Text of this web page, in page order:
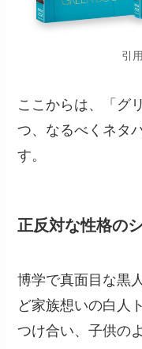
引
ここからは、「グ
つ、なるべくネタ
す。
正反対な性格の
博学で真面目な黒
ど家族想いの白人
つけ合い、子供の